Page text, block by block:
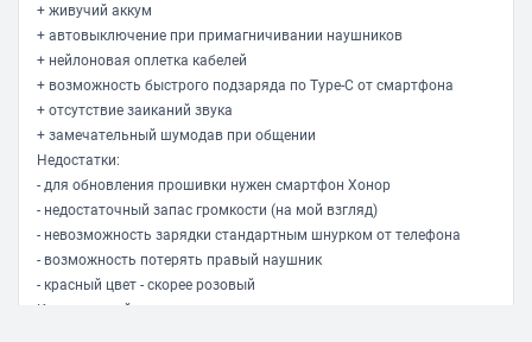
Возможность регулировки громкости: есть
Сменные амбушюры: есть
Количество пар сменных амбушюров в комплекте: 6
Дополнительная информация: IPX5; магнитное крепление
+ живучий аккум
+ автовыключение при примагничивании наушников
+ нейлоновая оплетка кабелей
+ возможность быстрого подзаряда по Type-C от смартфона
+ отсутствие заиканий звука
+ замечательный шумодав при общении
Недостатки:
- для обновления прошивки нужен смартфон Хонор
- недостаточный запас громкости (на мой взгляд)
- невозможность зарядки стандартным шнурком от телефона
- возможность потерять правый наушник
- красный цвет - скорее розовый
Комментарий: